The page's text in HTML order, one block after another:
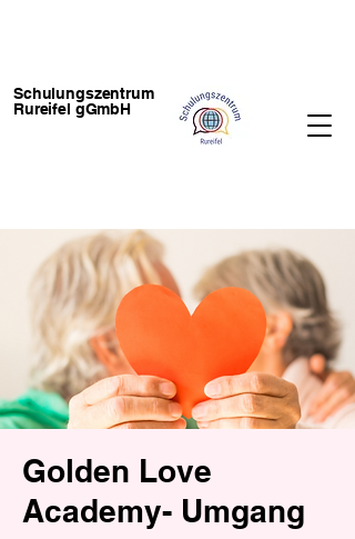
Schulungszentrum
Rureifel gGmbH
Golden Love
Academy- Umgang